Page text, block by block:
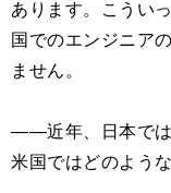
あります。こうい
国でのエンジニア
ません。
――近年、日本では
米国ではどのよう